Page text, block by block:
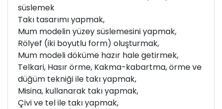
süslemek
Takı tasarımı yapmak,
Mum modelin yüzey süslemesini yapmak,
Rölyef (iki boyutlu form) oluşturmak,
Mum modeli döküme hazır hale getirmek,
Telkari, Hasır örme, Kakma-kabartma, örme ve
düğüm tekniği ile takı yapmak,
Misina, kullanarak takı yapmak,
Çivi ve tel ile takı yapmak,